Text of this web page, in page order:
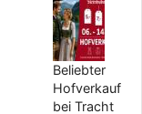
Beliebter
Hofverkauf
bei Tracht